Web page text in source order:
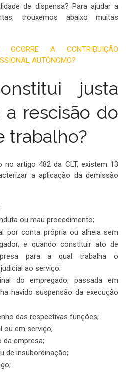
de dispensa? Para ajudar a
trouxemos abaixo muitas
OCORRE A CONTRIBUIÇÃO
AUTÔNOMO?
justa
a rescisão do
trabalho?
artigo 482 da CLT, existem 13
a aplicação da demissão
ou mau procedimento;
por conta própria ou alheia sem
e quando constituir ato de
para a qual trabalha o
ao serviço;
do empregado, passada em
havido suspensão da execução
das respectivas funções;
ou em serviço;
da empresa;
de insubordinação;